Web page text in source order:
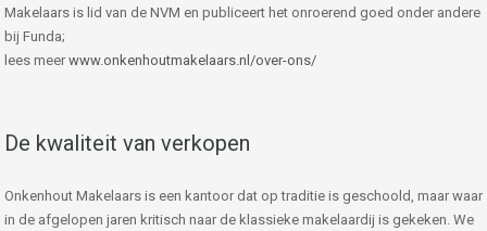
Makelaars is lid van de NVM en publiceert het onroerend goed onder andere
bij Funda;
lees meer www.onkenhoutmakelaars.nl/over-ons/
De kwaliteit van verkopen
Onkenhout Makelaars is een kantoor dat op traditie is geschoold, maar waar
in de afgelopen jaren kritisch naar de klassieke makelaardij is gekeken. We